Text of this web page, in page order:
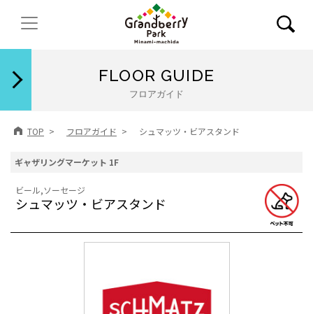
FLOOR GUIDE
フロアガイド
TOP フロアガイド シュマッツ・ビアスタンド
ギャザリングマーケット 1F
ビール,ソーセージ
シュマッツ・ビアスタンド
閉じる